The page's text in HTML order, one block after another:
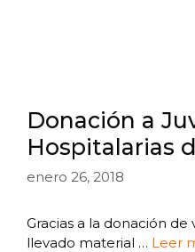
Donación a
Hospitalarias
enero 26, 2018
Gracias a la donación
llevado material … Leer